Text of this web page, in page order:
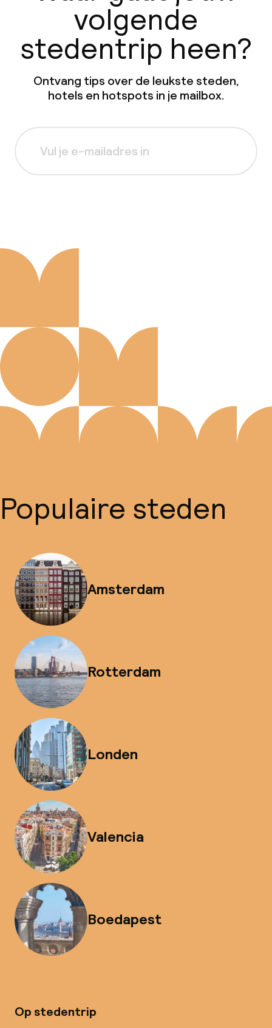
volgende
stedentrip heen?
Ontvang tips over de leukste steden,
hotels en hotspots in je mailbox.
Populaire steden
Amsterdam
Rotterdam
Londen
Valencia
Boedapest
Op stedentrip